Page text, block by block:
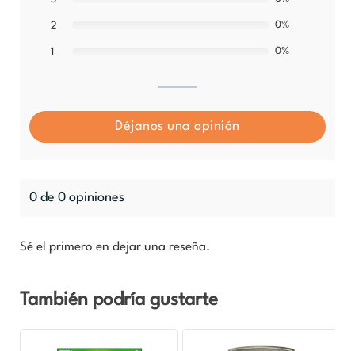
2 0%
1 0%
Déjanos una opinión
0 de 0 opiniones
Sé el primero en dejar una reseña.
También podría gustarte